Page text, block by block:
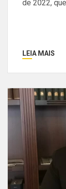
de 2022,
LEIA MAIS